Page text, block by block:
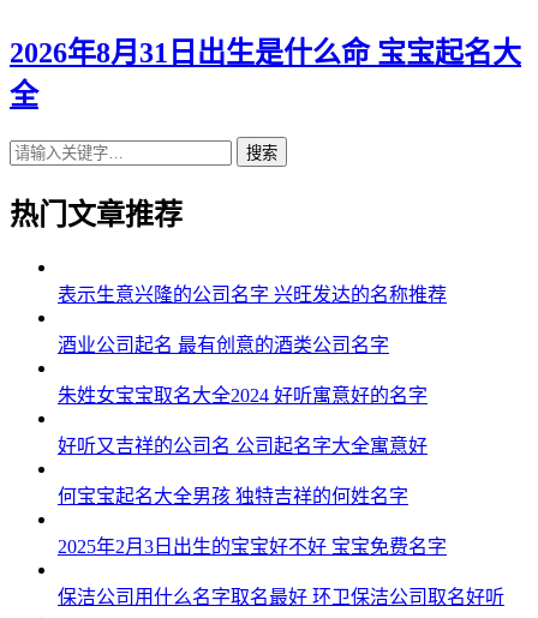
2026年8月31日出生是什么命 宝宝起名大
全
搜索
热门文章推荐
表示生意兴隆的公司名字 兴旺发达的名称推荐
酒业公司起名 最有创意的酒类公司名字
朱姓女宝宝取名大全2024 好听寓意好的名字
好听又吉祥的公司名 公司起名字大全寓意好
何宝宝起名大全男孩 独特吉祥的何姓名字
2025年2月3日出生的宝宝好不好 宝宝免费名字
保洁公司用什么名字取名最好 环卫保洁公司取名好听